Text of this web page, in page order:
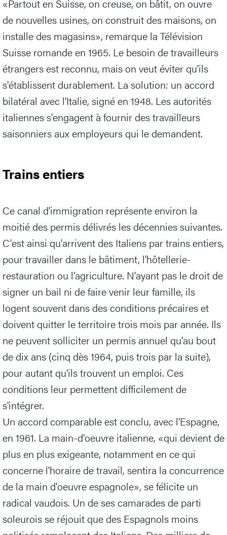
«Partout en Suisse, on creuse, on bâtit, on ouvre
de nouvelles usines, on construit des maisons, on
installe des magasins», remarque la Télévision
Suisse romande en 1965. Le besoin de travailleurs
étrangers est reconnu, mais on veut éviter qu'ils
s'établissent durablement. La solution: un accord
bilatéral avec l'Italie, signé en 1948. Les autorités
italiennes s'engagent à fournir des travailleurs
saisonniers aux employeurs qui le demandent.
Trains entiers
Ce canal d'immigration représente environ la
moitié des permis délivrés les décennies suivantes.
C'est ainsi qu'arrivent des Italiens par trains entiers,
pour travailler dans le bâtiment, l'hôtellerie-
restauration ou l'agriculture. N'ayant pas le droit de
signer un bail ni de faire venir leur famille, ils
logent souvent dans des conditions précaires et
doivent quitter le territoire trois mois par année. Ils
ne peuvent solliciter un permis annuel qu'au bout
de dix ans (cinq dès 1964, puis trois par la suite),
pour autant qu'ils trouvent un emploi. Ces
conditions leur permettent difficilement de
s'intégrer.
Un accord comparable est conclu, avec l'Espagne,
en 1961. La main-d'oeuvre italienne, «qui devient de
plus en plus exigeante, notamment en ce qui
concerne l'horaire de travail, sentira la concurrence
de la main d'oeuvre espagnole», se félicite un
radical vaudois. Un de ses camarades de parti
soleurois se réjouit que des Espagnols moins